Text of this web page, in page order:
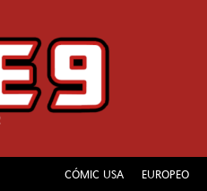
CÓMIC USA EUROPEO